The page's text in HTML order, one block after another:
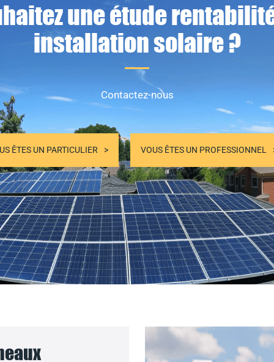
une étude
installation solaire ?
Contactez-nous
ÊTES UN PARTICULIER VOUS ÊTES UN PROFESSIONNEL